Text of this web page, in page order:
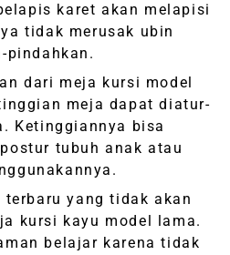
karet akan melapisi
tidak merusak ubin
pindahkan.
dari meja kursi model
meja dapat diatur-
Ketinggiannya bisa
tubuh anak atau
terbaru yang tidak akan
kursi kayu model lama.
belajar karena tidak